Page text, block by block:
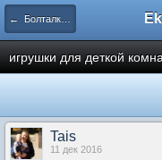
← Болталка - общение, разговоры, обсуждения
игрушки для деткой
Tais
11 дек 2016